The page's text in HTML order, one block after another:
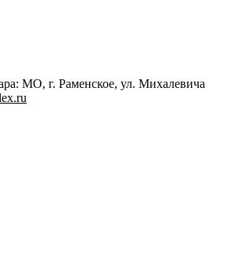
МО, г. Раменское, ул. Михалевича